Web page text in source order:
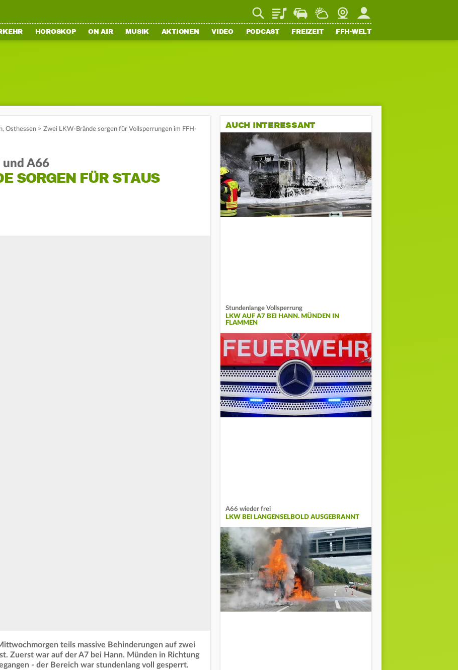
PlaylistStaupilotWetterWebcamMein FFH
HOROSKOP ON AIR MUSIK AKTIONEN VIDEO PODCAST FREIZEIT FFH-WELT
, Osthessen > Zwei LKW-Brände sorgen für Vollsperrungen im FFH-
und A66
SORGEN FÜR STAUS
teils massive Behinderungen auf zwei
Zuerst war auf der A7 bei Hann. Münden in Richtung
- der Bereich war stundenlang voll gesperrt.
AUCH INTERESSANT
Stundenlange Vollsperrung
LKW AUF A7 BEI HANN. MÜNDEN IN
FLAMMEN
A66 wieder frei
LKW BEI LANGENSELBOLD AUSGEBRANNT